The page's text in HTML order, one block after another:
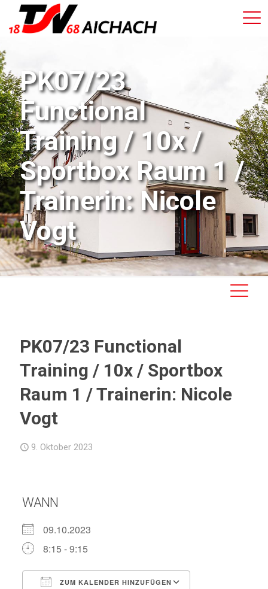
PK07/23
Functional
Training / 10x /
Sportbox Raum 1 /
Trainerin: Nicole
Vogt
PK07/23 Functional
Training / 10x / Sportbox
Raum 1 / Trainerin: Nicole
Vogt
9. Oktober 2023
WANN
09.10.2023
8:15 - 9:15
ZUM KALENDER HINZUFÜGEN